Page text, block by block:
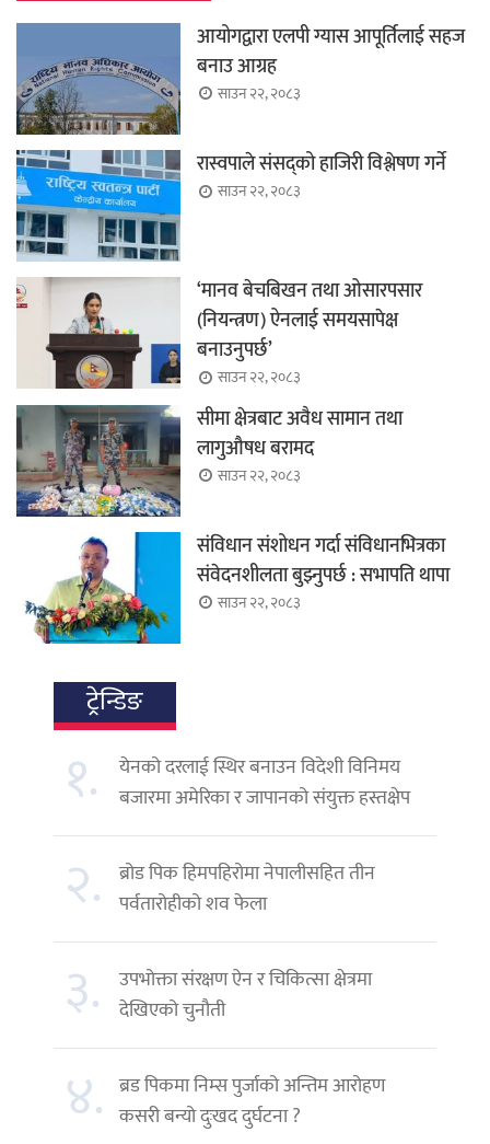
आयोगद्वारा एलपी ग्यास आपूर्तिलाई सहज
बनाउ आग्रह
साउन २२, २०८३
रास्वपाले संसद्को हाजिरी विश्लेषण गर्ने
साउन २२, २०८३
‘मानव बेचबिखन तथा ओसारपसार
(नियन्त्रण) ऐनलाई समयसापेक्ष
बनाउनुपर्छ’
साउन २२, २०८३
सीमा क्षेत्रबाट अवैध सामान तथा
लागुऔषध बरामद
साउन २२, २०८३
संविधान संशोधन गर्दा संविधानभित्रका
संवेदनशीलता बुझ्नुपर्छ : सभापति थापा
साउन २२, २०८३
ट्रेन्डिङ
१.
येनको दरलाई स्थिर बनाउन विदेशी विनिमय
बजारमा अमेरिका र जापानको संयुक्त हस्तक्षेप
२. ब्रोड पिक हिमपहिरोमा नेपालीसहित तीन
पर्वतारोहीको शव फेला
३.
उपभोक्ता संरक्षण ऐन र चिकित्सा क्षेत्रमा
देखिएको चुनौती
४. ब्रड पिकमा निम्स पुर्जाको अन्तिम आरोहण
कसरी बन्यो दुःखद दुर्घटना ?